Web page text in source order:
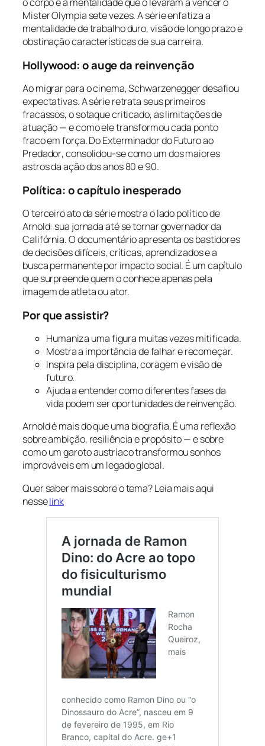
Mister Olympia sete vezes. A série enfatiza a
mentalidade de trabalho duro, visão de longo prazo e
obstinação características de sua carreira.
Hollywood: o auge da reinvenção
Ao migrar para o cinema, Schwarzenegger desafiou
expectativas. A série retrata seus primeiros
fracassos, o sotaque criticado, as limitações de
atuação — e como ele transformou cada ponto
fraco em força. DoExterminador do Futuroao
Predador, consolidou-se como um dos maiores
astros da ação dos anos 80 e 90.
Política: o capítulo inesperado
O terceiro ato da série mostra o lado político de
Arnold: sua jornada até se tornar governador da
Califórnia. O documentário apresenta os bastidores
de decisões difíceis, críticas, aprendizados e a
busca permanente por impacto social. É um capítulo
que surpreende quem o conhece apenas pela
imagem de atleta ou ator.
Por que assistir?
Humaniza uma figura muitas vezes mitificada.
Mostra a importância de falhar e recomeçar.
Inspira pela disciplina, coragem e visão de
futuro.
Ajuda a entender como diferentes fases da
vida podem ser oportunidades de reinvenção.
Arnoldé mais do que uma biografia. É uma reflexão
sobre ambição, resiliência e propósito — e sobre
como um garoto austríaco transformou sonhos
improváveis em um legado global.
Quer saber mais sobre o tema? Leia mais aqui
nesselink